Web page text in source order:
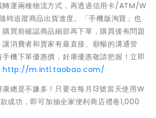
轉運兩種物流方式，再透過信用卡/ATM/W
時追蹤商品出貨進度。「手機版淘寶」也
買前確認商品細節再下單，購買後有問題
消費者和賣家有最直接、順暢的溝通管
機下單優惠價，好康優惠敬請把握！立即
http://m.intl.taobao.com/
總是不嫌多！只要在每月13號當天使用W
成功，即可加抽全家便利商店禮卷1,000